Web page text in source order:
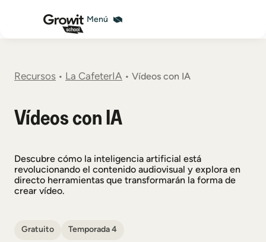
Recursos • La CafeterIA • Vídeos con IA
Vídeos con IA
Descubre cómo la inteligencia artificial está
revolucionando el contenido audiovisual y explora en
directo herramientas que transformarán la forma de
crear vídeo.
Gratuito Temporada 4